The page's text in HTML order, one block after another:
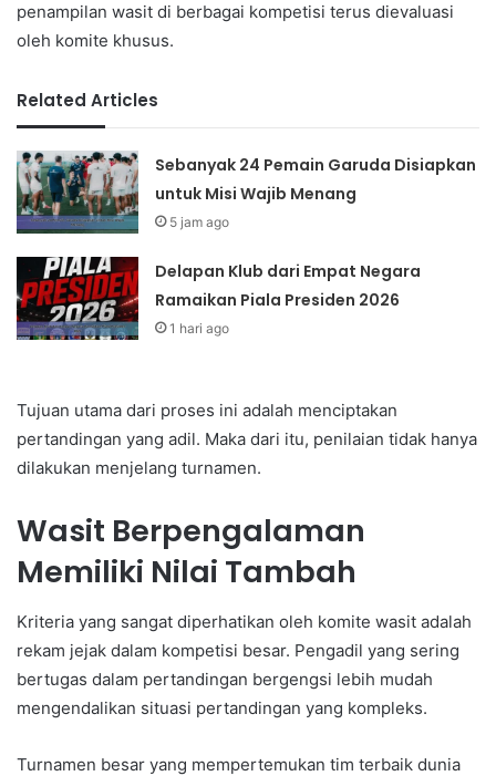
penampilan wasit di berbagai kompetisi terus dievaluasi
oleh komite khusus.
Related Articles
Sebanyak 24 Pemain Garuda Disiapkan
untuk Misi Wajib Menang
5 jam ago
Delapan Klub dari Empat Negara
Ramaikan Piala Presiden 2026
1 hari ago
Tujuan utama dari proses ini adalah menciptakan
pertandingan yang adil. Maka dari itu, penilaian tidak hanya
dilakukan menjelang turnamen.
Wasit Berpengalaman
Memiliki Nilai Tambah
Kriteria yang sangat diperhatikan oleh komite wasit adalah
rekam jejak dalam kompetisi besar. Pengadil yang sering
bertugas dalam pertandingan bergengsi lebih mudah
mengendalikan situasi pertandingan yang kompleks.
Turnamen besar yang mempertemukan tim terbaik dunia